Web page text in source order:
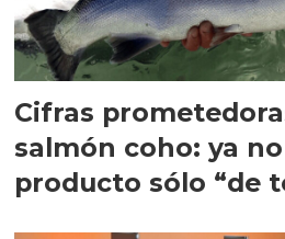
Cifras
salmón coho: ya
producto sólo “de